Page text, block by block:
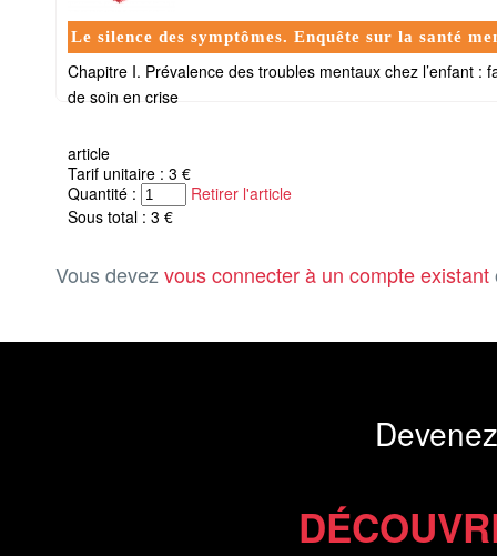
Le silence des symptômes. Enquête sur la santé
Chapitre I. Prévalence des troubles mentaux chez l’enfant :
de soin en crise
article
Tarif unitaire : 3 €
Quantité :
Retirer l'article
Sous total : 3 €
Vous devez vous connecter à un compte existant